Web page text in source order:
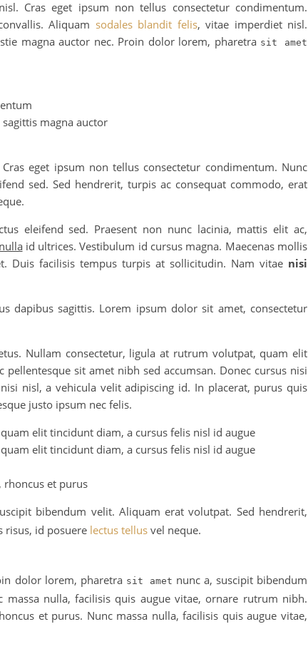
Cras eget ipsum non tellus consectetur condimentum.
Aliquam sodales blandit felis, vitae imperdiet nisl.
magna auctor nec. Proin dolor lorem, pharetra sit amet
magna auctor
eget ipsum non tellus consectetur condimentum. Nunc
sed. Sed hendrerit, turpis ac consequat commodo, erat
eleifend sed. Praesent non nunc lacinia, mattis elit ac,
id ultrices. Vestibulum id cursus magna. Maecenas mollis
Duis facilisis tempus turpis at sollicitudin. Nam vitae nisi
dapibus sagittis. Lorem ipsum dolor sit amet, consectetur
Nullam consectetur, ligula at rutrum volutpat, quam elit
sit amet nibh sed accumsan. Donec cursus nisi
nisl, a vehicula velit adipiscing id. In placerat, purus quis
justo ipsum nec felis.
elit tincidunt diam, a cursus felis nisl id augue
elit tincidunt diam, a cursus felis nisl id augue
et purus
bibendum velit. Aliquam erat volutpat. Sed hendrerit,
risus, id posuere lectus tellus vel neque.
dolor lorem, pharetra sit amet nunc a, suscipit bibendum
nulla, facilisis quis augue vitae, ornare rutrum nibh.
et purus. Nunc massa nulla, facilisis quis augue vitae,